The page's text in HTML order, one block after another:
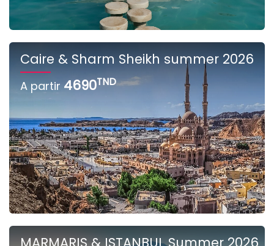
Caire & Sharm Sheikh summer 2026
A partir 4690TND